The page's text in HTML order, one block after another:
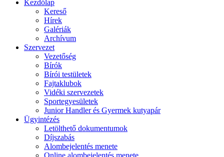
Kezdőlap
Kereső
Hírek
Galériák
Archívum
Szervezet
Vezetőség
Bírók
Bírói testületek
Fajtaklubok
Vidéki szervezetek
Sportegyesületek
Junior Handler és Gyermek kutyapár
Ügyintézés
Letölthető dokumentumok
Díjszabás
Alombejelentés menete
Online alombejelentés menete